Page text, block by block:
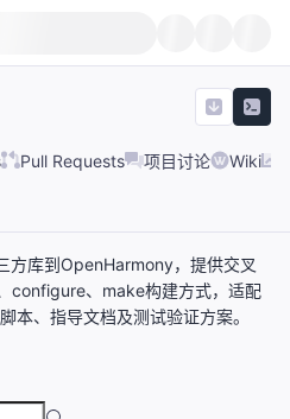
Pull Requests 项目讨论 Wiki
方库到OpenHarmony，提供交叉
configure、make构建方式，适配
、指导文档及测试验证方案。